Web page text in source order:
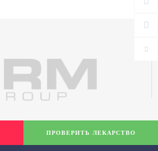
ПРОВЕРИТЬ ЛЕКАРСТВО